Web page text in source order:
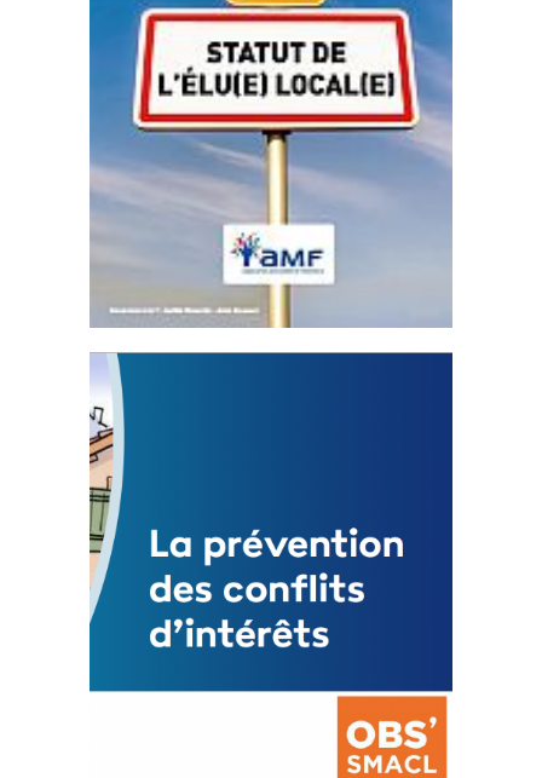
Statut de l’élu local
3 avril 2024
Mise à jour avril 2024
FEUILLETER